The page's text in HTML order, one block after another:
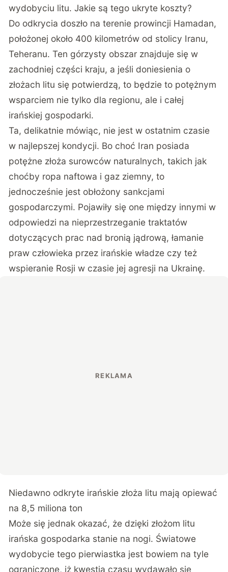
wydobyciu litu. Jakie są tego ukryte koszty?
Do odkrycia doszło na terenie prowincji Hamadan,
położonej około 400 kilometrów od stolicy Iranu,
Teheranu. Ten górzysty obszar znajduje się w
zachodniej części kraju, a jeśli doniesienia o
złożach litu się potwierdzą, to będzie to potężnym
wsparciem nie tylko dla regionu, ale i całej
irańskiej gospodarki.
Ta, delikatnie mówiąc, nie jest w ostatnim czasie
w najlepszej kondycji. Bo choć Iran posiada
potężne złoża surowców naturalnych, takich jak
choćby ropa naftowa i gaz ziemny, to
jednocześnie jest obłożony sankcjami
gospodarczymi. Pojawiły się one między innymi w
odpowiedzi na nieprzestrzeganie traktatów
dotyczących prac nad bronią jądrową, łamanie
praw człowieka przez irańskie władze czy też
wspieranie Rosji w czasie jej agresji na Ukrainę.
Niedawno odkryte irańskie złoża litu mają opiewać
na 8,5 miliona ton
Może się jednak okazać, że dzięki złożom litu
irańska gospodarka stanie na nogi. Światowe
wydobycie tego pierwiastka jest bowiem na tyle
ograniczone, iż kwestią czasu wydawało się